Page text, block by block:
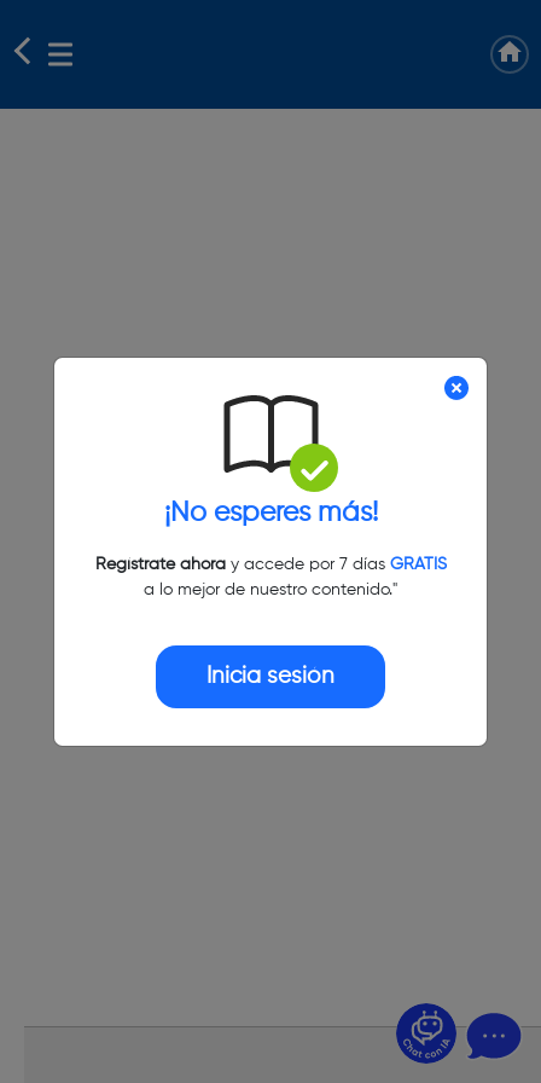
¡No esperes más!
Regístrate ahoray accede por 7 días GRATIS
a lo mejor de nuestro contenido."
Inicia sesión